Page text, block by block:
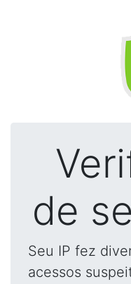
de
Seu IP fez
acessos